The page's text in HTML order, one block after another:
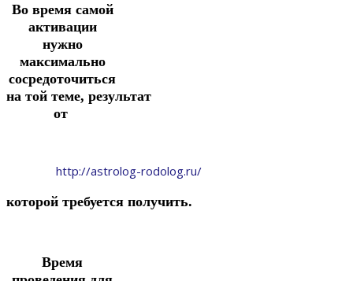
Во время самой
активации
нужно
максимально
сосредоточиться
на той теме, результат
от
http://astrolog-rodolog.ru/
которой требуется получить.
Время